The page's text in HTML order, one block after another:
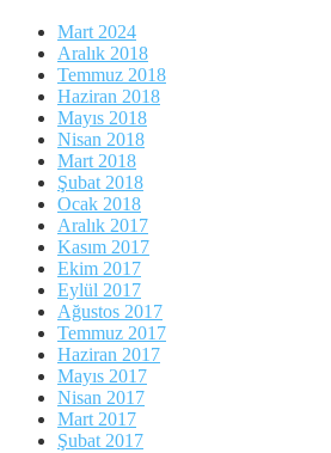
Mart 2024
Aralık 2018
Temmuz 2018
Haziran 2018
Mayıs 2018
Nisan 2018
Mart 2018
Şubat 2018
Ocak 2018
Aralık 2017
Kasım 2017
Ekim 2017
Eylül 2017
Ağustos 2017
Temmuz 2017
Haziran 2017
Mayıs 2017
Nisan 2017
Mart 2017
Şubat 2017